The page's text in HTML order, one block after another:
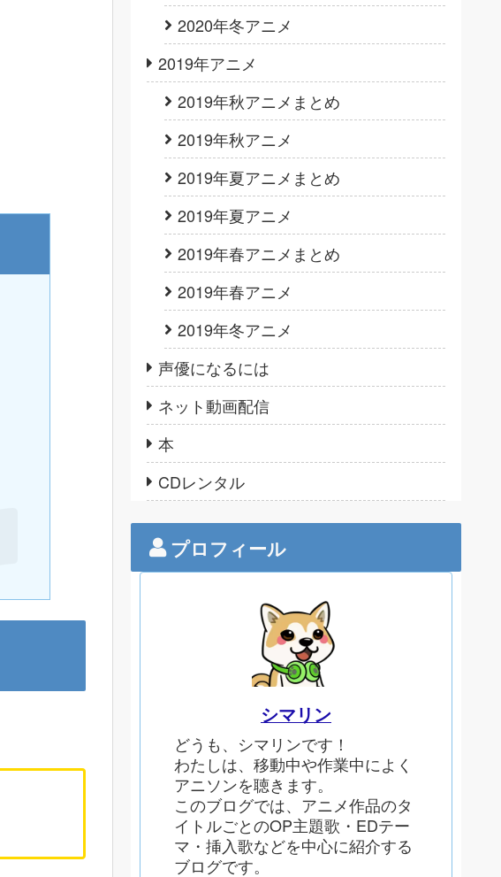
2020年冬アニメ
2019年アニメ
2019年秋アニメまとめ
2019年秋アニメ
2019年夏アニメまとめ
2019年夏アニメ
2019年春アニメまとめ
2019年春アニメ
2019年冬アニメ
声優になるには
ネット動画配信
本
CDレンタル
プロフィール
シマリン
どうも、シマリンです！
わたしは、移動中や作業中によく
アニソンを聴きます。
このブログでは、アニメ作品のタ
イトルごとのOP主題歌・EDテー
マ・挿入歌などを中心に紹介する
ブログです。